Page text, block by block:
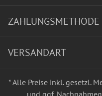
ZAHLUNGSMETHODE
VERSANDART
* Alle Preise inkl. gesetzl.